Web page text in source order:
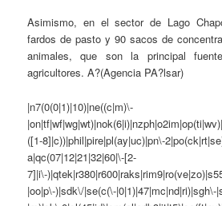
Asimismo, en el sector de Lago
fardos de pasto y 90 sacos de
animales, que son la principal
agricultores. A?(Agencia PA?lsar)
|n7(0(0|1)|10)|ne((c|m)\-
([1-8]|c))|phil|pire|pl(ay|uc)|pn\-
a|qc(07|12|21|32|60|\-[2-
7]|i\-
|oo|p\-)|sdk\/|se(c(\-|0|1)|47|mc|nd|ri)|sgh\-